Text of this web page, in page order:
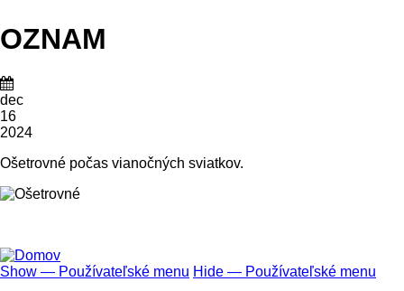
OZNAM
dec
16
2024
Ošetrovné počas vianočných sviatkov.
Show — Používateľské menu Hide — Používateľské menu